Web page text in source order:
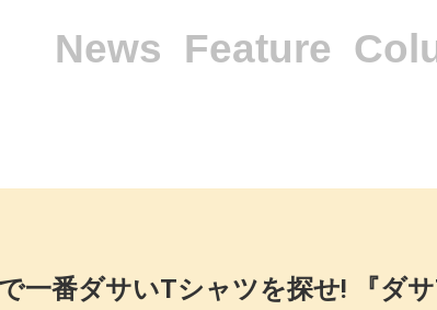
News Feature
一番ダサいTシャツを探せ! 『ダ